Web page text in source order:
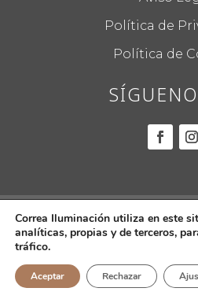
Política de
Política de
© 2022CORREA
derechos reservados.
Correa Iluminación utiliza en este
analíticas, propias y de terceros,
tráfico.
Aceptar Rechazar